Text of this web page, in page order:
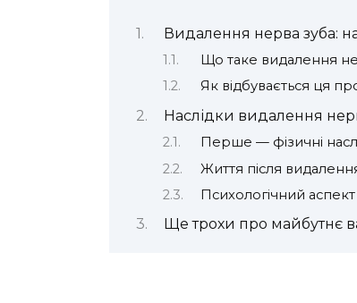
Видалення нерва зуба:
Що таке видалення
Як відбувається ця
Наслідки видалення
Перше — фізичні
Життя після
Психологічний аспект
Ще трохи про майбутнє